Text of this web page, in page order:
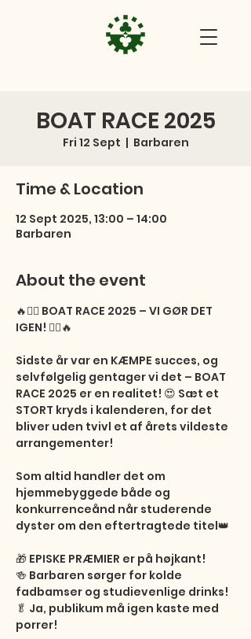
BOAT RACE 2025
Fri 12 Sept
  |
Barbaren
Time & Location
12 Sept 2025, 13:00 – 14:00
Barbaren
About the event
🔥🚣‍♂️ BOAT RACE 2025 – VI GØR DET
IGEN! 🚣‍♀️🔥
Sidste år var en KÆMPE succes, og
selvfølgelig gentager vi det – BOAT
RACE 2025 er en realitet! 😍 Sæt et
STORT kryds i kalenderen, for det
bliver uden tvivl et af årets vildeste
arrangementer!
Som altid handler det om
hjemmebyggede både og
konkurrenceånd når studerende
dyster om den eftertragtede titel👑
🎁 EPISKE PRÆMIER er på højkant!
🍻 Barbaren sørger for kolde
fadbamser og studievenlige drinks!
🥬 Ja, publikum må igen kaste med
porrer!